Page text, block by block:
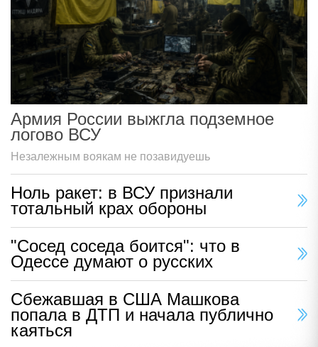
Армия России выжгла подземное
логово ВСУ
Незалежным воякам не позавидуешь
Ноль ракет: в ВСУ признали
тотальный крах обороны
"Сосед соседа боится": что в
Одессе думают о русских
Сбежавшая в США Машкова
попала в ДТП и начала публично
каяться